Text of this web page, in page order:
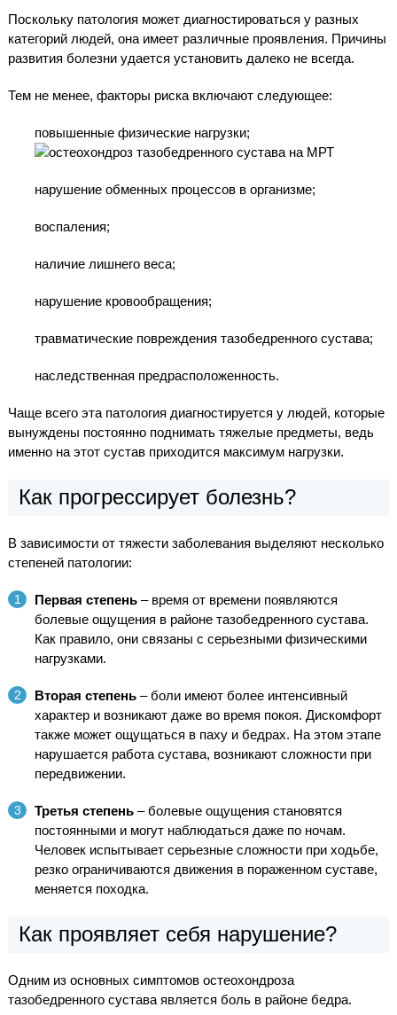
Поскольку патология может диагностироваться у разных
категорий людей, она имеет различные проявления. Причины
развития болезни удается установить далеко не всегда.
Тем не менее, факторы риска включают следующее:
повышенные физические нагрузки;
нарушение обменных процессов в организме;
воспаления;
наличие лишнего веса;
нарушение кровообращения;
травматические повреждения тазобедренного сустава;
наследственная предрасположенность.
Чаще всего эта патология диагностируется у людей, которые
вынуждены постоянно поднимать тяжелые предметы, ведь
именно на этот сустав приходится максимум нагрузки.
Как прогрессирует болезнь?
В зависимости от тяжести заболевания выделяют несколько
степеней патологии:
Первая степень– время от времени появляются
болевые ощущения в районе тазобедренного сустава.
Как правило, они связаны с серьезными физическими
нагрузками.
Вторая степень– боли имеют более интенсивный
характер и возникают даже во время покоя. Дискомфорт
также может ощущаться в паху и бедрах. На этом этапе
нарушается работа сустава, возникают сложности при
передвижении.
Третья степень– болевые ощущения становятся
постоянными и могут наблюдаться даже по ночам.
Человек испытывает серьезные сложности при ходьбе,
резко ограничиваются движения в пораженном суставе,
меняется походка.
Как проявляет себя нарушение?
Одним из основных симптомов остеохондроза
тазобедренного сустава является боль в районе бедра.